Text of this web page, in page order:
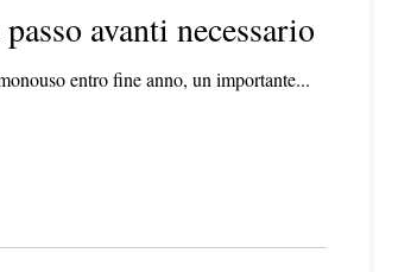
avanti necessario
entro fine anno, un importante...